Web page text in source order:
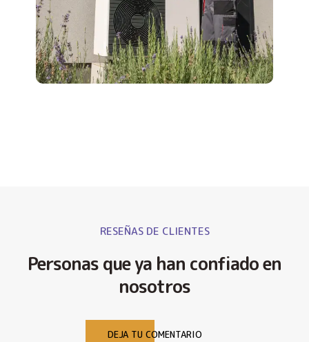
RESEÑAS DE CLIENTES
Personas que ya han confiado en
nosotros
DEJA TU COMENTARIO